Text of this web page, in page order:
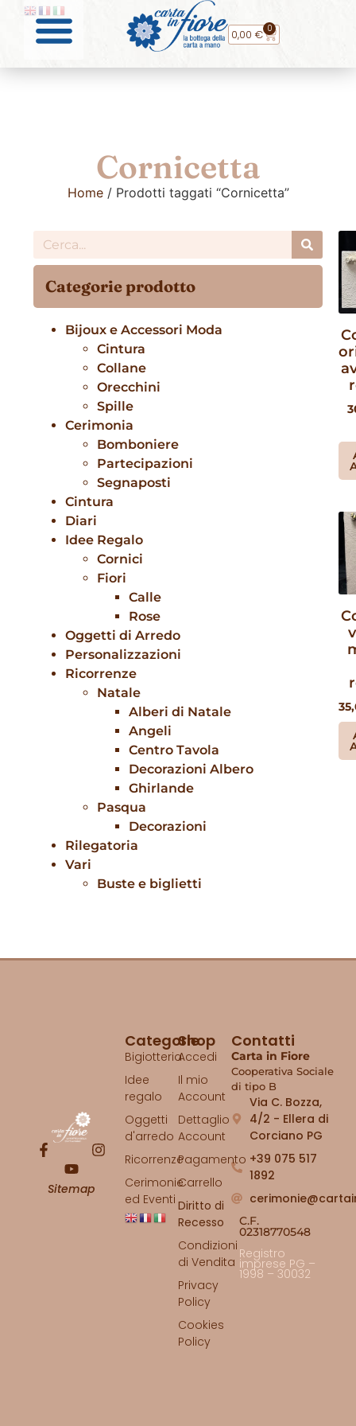
0,00 € 0
Cornicetta
Home/ Prodotti taggati “Cornicetta”
Categorie prodotto
Bijoux e Accessori Moda
Cintura
Collane
Orecchini
Spille
Cerimonia
Bomboniere
Partecipazioni
Segnaposti
Cintura
Diari
Idee Regalo
Cornici
Fiori
Calle
Rose
Oggetti di Arredo
Personalizzazioni
Ricorrenze
Natale
Alberi di Natale
Angeli
Centro Tavola
Decorazioni Albero
Ghirlande
Pasqua
Decorazioni
Rilegatoria
Vari
Buste e biglietti
Sitemap
Contatti
Carta in Fiore
Cooperativa Sociale
di tipo B
Via C. Bozza,
4/2 - Ellera di
Corciano PG
+39 075 517
1892
C.F.
02318770548
Registro
imprese PG –
1998 – 30032
Shop
Accedi
Il mio
Account
Dettaglio
Account
Pagamento
Carrello
Diritto di
Recesso
Condizioni
di Vendita
Privacy
Policy
Cookies
Policy
Categorie
Bigiotteria
Idee
regalo
Oggetti
d'arredo
Ricorrenze
Cerimonie
ed Eventi